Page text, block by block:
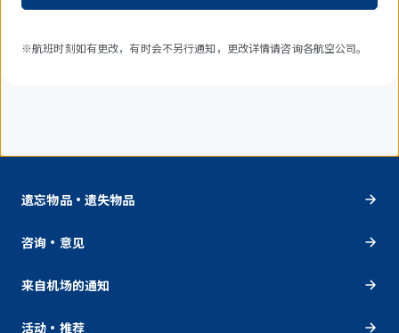
※航班时刻如有更改，有时会不另行通知，更改详情请咨询各航空公司。
遗忘物品・遗失物品
咨询・意见
来自机场的通知
活动・推荐